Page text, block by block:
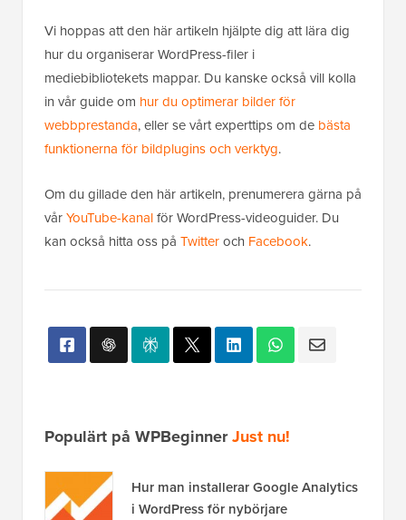
Vi hoppas att den här artikeln hjälpte dig att lära dig
hur du organiserar WordPress-filer i
mediebibliotekets mappar. Du kanske också vill kolla
in vår guide om hur du optimerar bilder för
webbprestanda, eller se vårt experttips om de bästa
funktionerna för bildplugins och verktyg.
Om du gillade den här artikeln, prenumerera gärna på
vårYouTube-kanalför WordPress-videoguider. Du
kan också hitta oss på Twitteroch Facebook.
Populärt på WPBeginnerJust nu!
Hur man installerar Google Analytics
i WordPress för nybörjare